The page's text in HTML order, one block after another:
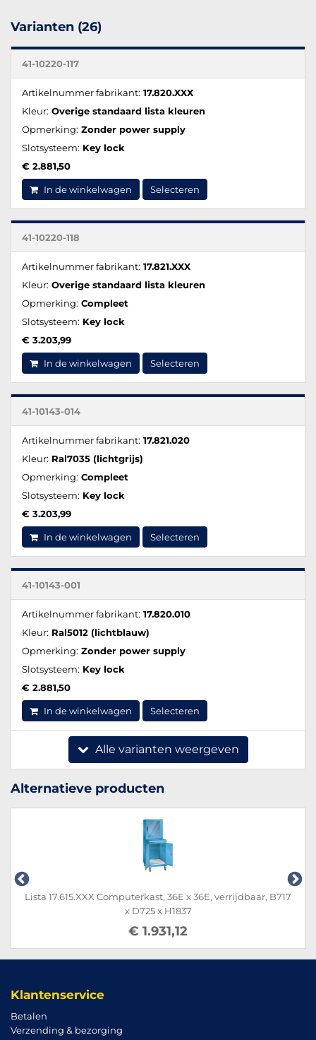
Varianten (26)
41-10220-117
Artikelnummer fabrikant: 17.820.XXX
Kleur: Overige standaard lista kleuren
Opmerking: Zonder power supply
Slotsysteem: Key lock
€ 2.881,50
In de winkelwagen Selecteren
41-10220-118
Artikelnummer fabrikant: 17.821.XXX
Kleur: Overige standaard lista kleuren
Opmerking: Compleet
Slotsysteem: Key lock
€ 3.203,99
In de winkelwagen Selecteren
41-10143-014
Artikelnummer fabrikant: 17.821.020
Kleur: Ral7035 (lichtgrijs)
Opmerking: Compleet
Slotsysteem: Key lock
€ 3.203,99
In de winkelwagen Selecteren
41-10143-001
Artikelnummer fabrikant: 17.820.010
Kleur: Ral5012 (lichtblauw)
Opmerking: Zonder power supply
Slotsysteem: Key lock
€ 2.881,50
In de winkelwagen Selecteren
Alle varianten weergeven
Alternatieve producten
Lista 17.615.XXX Computerkast, 36E x 36E, verrijdbaar, B717
x D725 x H1837
€ 1.931,12
Klantenservice
Betalen
Verzending & bezorging